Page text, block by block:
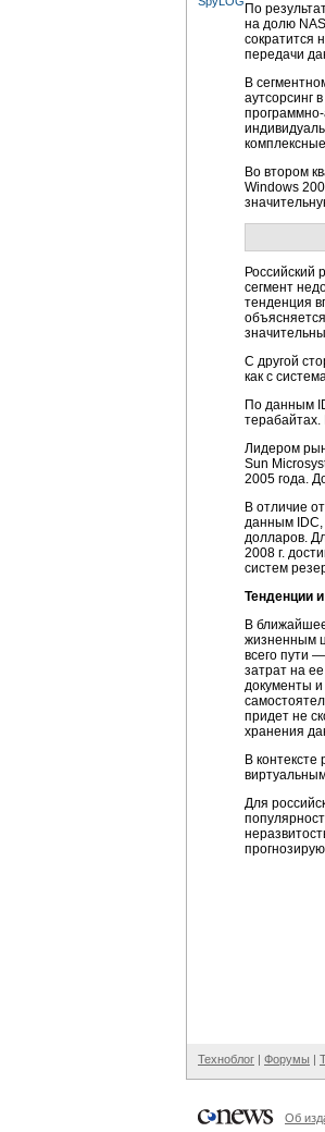
По
на долю
сократится
передачи
В
аутсорсинг
комплексные
Во втором
Windows
Российский
сегмент
тенденция
С другой
как с
По данным
Лидером
Sun
2005 года.
В отличие
данным IDC,
долларов.
2008 г.
систем
Тенденции
В
жизненным
всего пути
затрат на
документы
придет не
хранения
В
Для
Техноблог | Форумы |
Об